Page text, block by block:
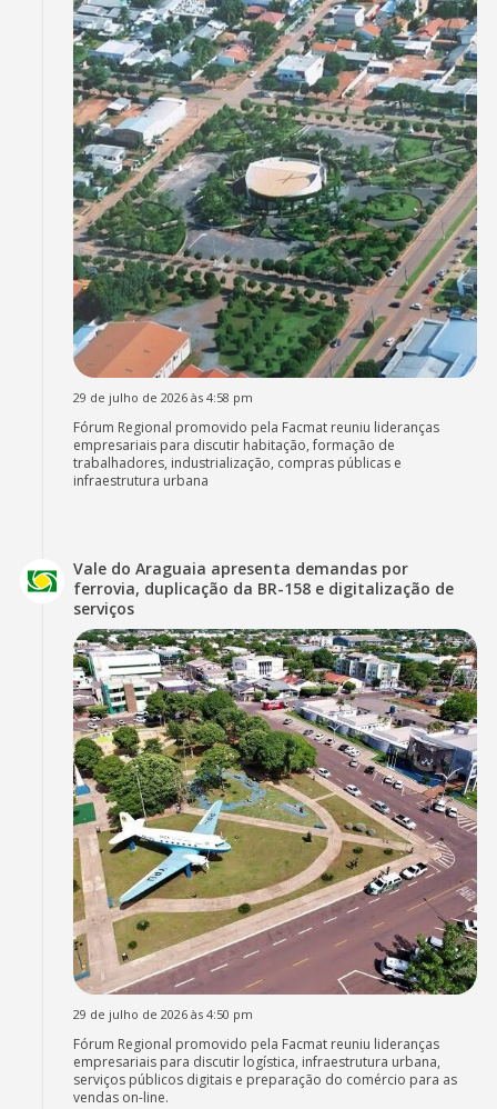
29 de julho de 2026 às 4:58 pm
Fórum Regional promovido pela Facmat reuniu lideranças
empresariais para discutir habitação, formação de
trabalhadores, industrialização, compras públicas e
infraestrutura urbana
Vale do Araguaia apresenta demandas por
ferrovia, duplicação da BR-158 e digitalização de
serviços
29 de julho de 2026 às 4:50 pm
Fórum Regional promovido pela Facmat reuniu lideranças
empresariais para discutir logística, infraestrutura urbana,
serviços públicos digitais e preparação do comércio para as
vendas on-line.